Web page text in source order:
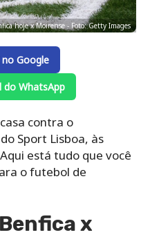
hoje x Moirense - Foto: Getty Images
Google
do WhatsApp
contra o
Sport Lisboa, às
está tudo que você
o futebol de
x